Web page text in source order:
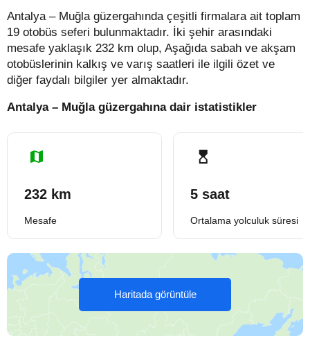
Antalya – Muğla güzergahında çeşitli firmalara ait toplam
19 otobüs seferi bulunmaktadır. İki şehir arasındaki
mesafe yaklaşık 232 km olup, Aşağıda sabah ve akşam
otobüslerinin kalkış ve varış saatleri ile ilgili özet ve
diğer faydalı bilgiler yer almaktadır.
Antalya – Muğla güzergahına dair istatistikler
232 km
Mesafe
5 saat
Ortalama yolculuk süresi
Haritada görüntüle